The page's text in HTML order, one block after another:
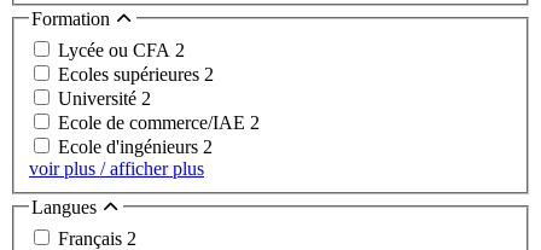
Formation
Lycée ou CFA 2
Ecoles supérieures 2
Université 2
Ecole de commerce/IAE 2
Ecole d'ingénieurs 2
voir plus / afficher plus
Langues
Français 2